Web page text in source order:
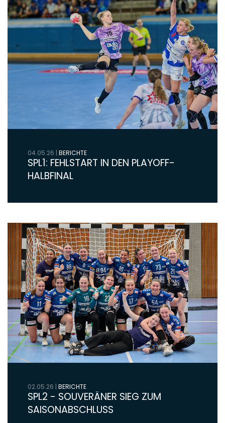
04.05.26 | BERICHTE
SPL1: FEHLSTART IN DEN PLAYOFF-
HALBFINAL
02.05.26 | BERICHTE
SPL2 - SOUVERÄNER SIEG ZUM
SAISONABSCHLUSS